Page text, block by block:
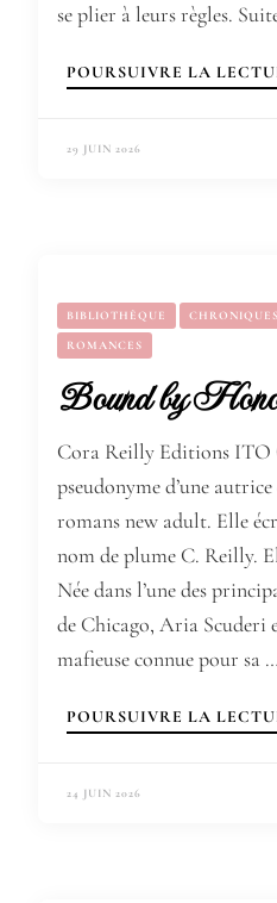
se plier à leurs règles.
POURSUIVRE LA
29 JUIN 2026
BIBLIOTHÈQUE CHRONIQUES
ROMANCES
Bound by
Cora Reilly Editions ITO
pseudonyme d’une
romans new adult. Elle
nom de plume C. Reilly.
Née dans l’une des
de Chicago, Aria Scuderi
mafieuse connue pour sa …
POURSUIVRE LA
24 JUIN 2026